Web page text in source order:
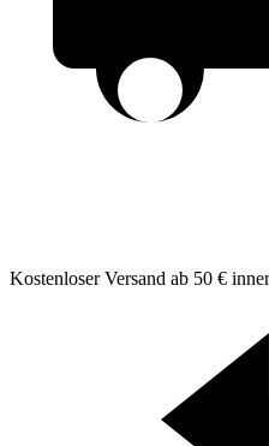
Kostenloser Versand ab 50 €